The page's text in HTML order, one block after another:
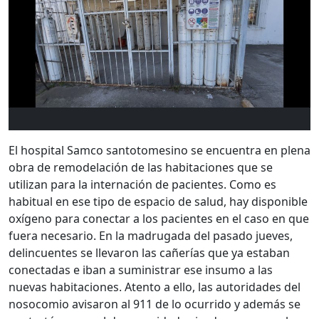
El hospital Samco santotomesino se encuentra en plena
obra de remodelación de las habitaciones que se
utilizan para la internación de pacientes. Como es
habitual en ese tipo de espacio de salud, hay disponible
oxígeno para conectar a los pacientes en el caso en que
fuera necesario. En la madrugada del pasado jueves,
delincuentes se llevaron las cañerías que ya estaban
conectadas e iban a suministrar ese insumo a las
nuevas habitaciones. Atento a ello, las autoridades del
nosocomio avisaron al 911 de lo ocurrido y además se